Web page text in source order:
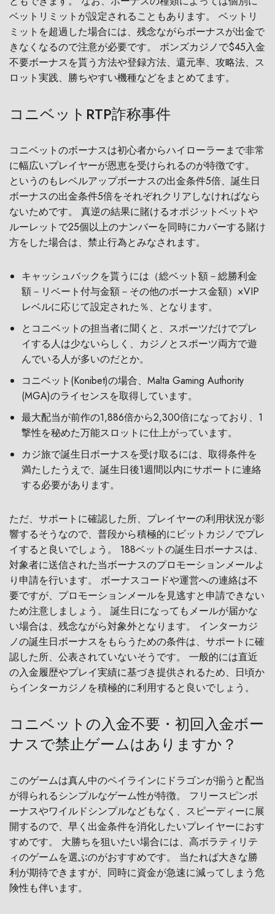
ベットリミットが設定されることもあります。 ベットリ
ミットを超過した場合には、残念ながらボーナスが出金で
きなくなるので注意が必要です。 ボンズカジノで$45入金
不要ボーナスを貰う方法や登録方法、還元率、攻略法、ス
ロット実践、勝ちやすい機種などをまとめてます。
コニベットRTP詐称事件
コニベットのボーナスは初心者からハイローラーまで非常
に幅広いプレイヤーが恩恵を受けられるのが特徴です。
というのもレベルアップボーナスの出金条件5倍、誕生日
ボーナスの出金条件5倍をそれぞれクリアしなければなら
ないためです。 真逆の結果に賭けるオポジットベットや
ルーレットで25個以上のナンバーを同時にカバーする賭け
方をした場合は、禁止行為とみなされます。
キャッシュバックを貰うには（総ベット額－総勝利金
額－リベート付与金額－その他のボーナス金額）×VIP
レベルに応じて設定された％、となります。
とコニベットの担当者に聞くと、スポーツだけでプレ
イする人は少ないらしく、カジノとスポーツ両方で遊
んでいる人が多いのだとか。
コニベット(Konibet)の場合、Malta Gaming Authority
(MGA)のライセンスを取得しています。
最大配当が前作の1,886倍から2,300倍になっており、1
撃性を秘めた万能スロットに仕上がっています。
カジ旅で誕生日ボーナスを受け取るには、取得条件を
満たしたうえで、誕生日後1週間以内にサポートに連絡
する必要があります。
ただ、サポートに確認した所、プレイヤーの利用状況が影
響するそうなので、普段から積極的にビットカジノでプレ
イすると良いでしょう。 188ベットの誕生日ボーナスは、
対象者に送信された当ボーナスのプロモーションメールよ
り申請を行います。 ボーナスコードや運営への連絡は不
要ですが、プロモーションメールを見逃すと申請できない
ため注意しましょう。 誕生日になってもメールが届かな
い場合は、残念ながら対象外となります。 インターカジ
ノの誕生日ボーナスをもらうための条件は、サポートに確
認した所、公表されていないそうです。 一般的には直近
の入金履歴やプレイ実績に基づき提供されるため、日頃か
らインターカジノを積極的に利用すると良いでしょう。
コニベットの入金不要・初回入金ボー
ナスで禁止ゲームはありますか？
このゲームは真ん中のペイラインにドラゴンが揃うと配当
が得られるシンプルなゲーム性が特徴。 フリースピンボ
ーナスやワイルドシンプルなどもなく、スピーディーに展
開するので、早く出金条件を消化したいプレイヤーにおす
すめです。 大勝ちを狙いたい場合には、高ボラティリテ
ィのゲームを選ぶのがおすすめです。 当たれば大きな勝
利が期待できますが、同時に資金が急速に減ってしまう危
険性も伴います。